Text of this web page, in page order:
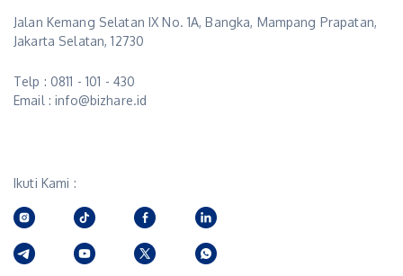
Jalan Kemang Selatan IX No. 1A, Bangka, Mampang Prapatan,
Jakarta Selatan, 12730
Telp : 0811 - 101 - 430
Email : info@bizhare.id
Ikuti Kami :